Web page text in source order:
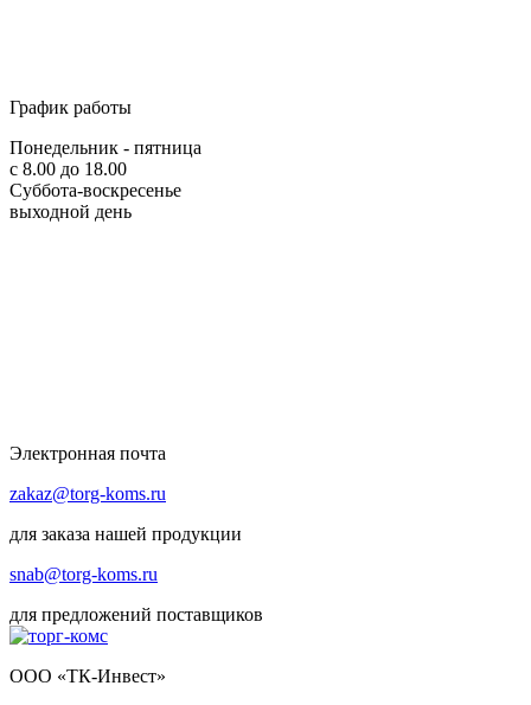
График работы
Понедельник - пятница
с 8.00 до 18.00
Суббота-воскресенье
выходной день
Электронная почта
zakaz@torg-koms.ru
для заказа нашей продукции
snab@torg-koms.ru
для предложений поставщиков
ООО «ТК-Инвест»